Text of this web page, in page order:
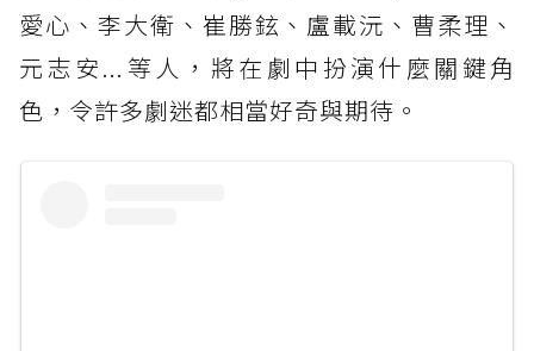
愛心、李大衛、崔勝鉉、盧載沅、曹柔理、
元志安...等人，將在劇中扮演什麼關鍵角
色，令許多劇迷都相當好奇與期待。